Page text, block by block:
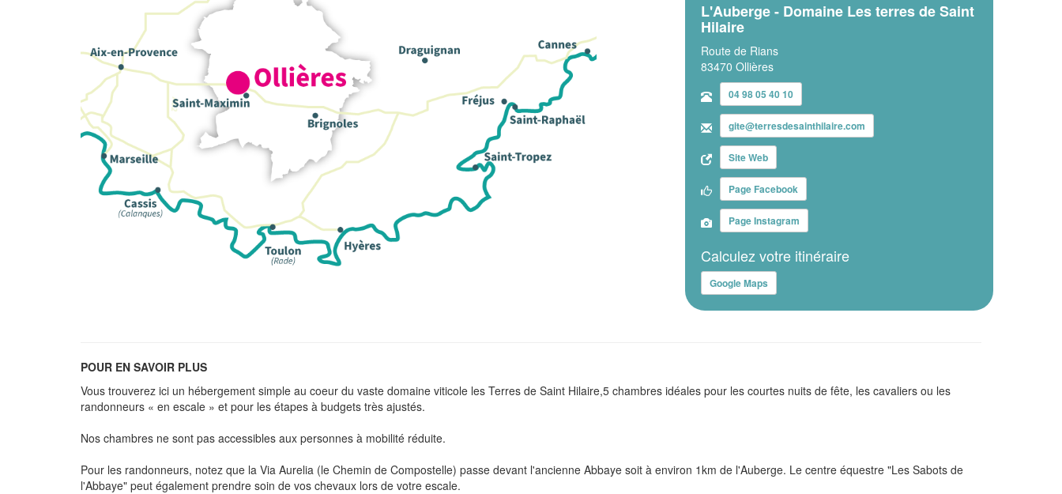
L'Auberge - Domaine Les terres de Saint
Hilaire
Route de Rians
83470 Ollières
04 98 05 40 10
gite@terresdesainthilaire.com
Site Web
Page Facebook
Page Instagram
Calculez votre itinéraire
Google Maps
POUR EN SAVOIR PLUS
Vous trouverez ici un hébergement simple au coeur du vaste domaine viticole les Terres de Saint Hilaire,5 chambres idéales pour les courtes nuits de fête, les cavaliers ou les
randonneurs « en escale » et pour les étapes à budgets très ajustés.
Nos chambres ne sont pas accessibles aux personnes à mobilité réduite.
Pour les randonneurs, notez que la Via Aurelia (le Chemin de Compostelle) passe devant l'ancienne Abbaye soit à environ 1km de l'Auberge. Le centre équestre "Les Sabots de
l'Abbaye" peut également prendre soin de vos chevaux lors de votre escale.